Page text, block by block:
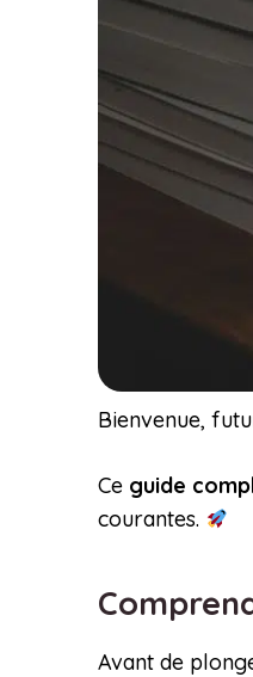
Bienvenue,
Ce guide
courantes.
Avant de